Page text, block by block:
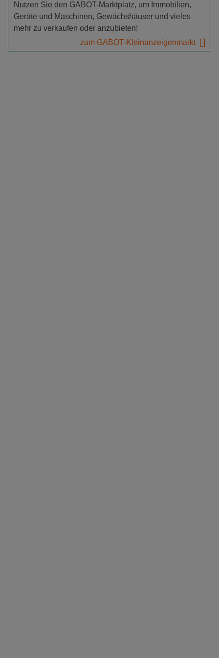
Nutzen Sie den GABOT-Marktplatz, um Immobilien,
Geräte und Maschinen, Gewächshäuser und vieles
mehr zu verkaufen oder anzubieten!
zum GABOT-Kleinanzeigenmarkt